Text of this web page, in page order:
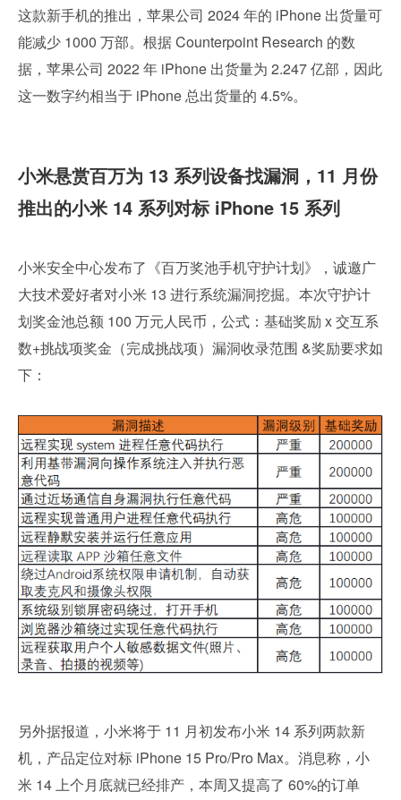
这款新手机的推出，苹果公司 2024 年的 iPhone 出货量可
能减少 1000 万部。根据 Counterpoint Research 的数
据，苹果公司 2022 年 iPhone 出货量为 2.247 亿部，因此
这一数字约相当于 iPhone 总出货量的 4.5%。
小米悬赏百万为 13 系列设备找漏洞，11 月份
推出的小米 14 系列对标 iPhone 15 系列
小米安全中心发布了《百万奖池手机守护计划》，诚邀广
大技术爱好者对小米 13 进行系统漏洞挖掘。本次守护计
划奖金池总额 100 万元人民币，公式：基础奖励 x 交互系
数+挑战项奖金（完成挑战项）漏洞收录范围 &奖励要求如
下：
另外据报道，小米将于 11 月初发布小米 14 系列两款新
机，产品定位对标 iPhone 15 Pro/Pro Max。消息称，小
米 14 上个月底就已经排产，本周又提高了 60%的订单